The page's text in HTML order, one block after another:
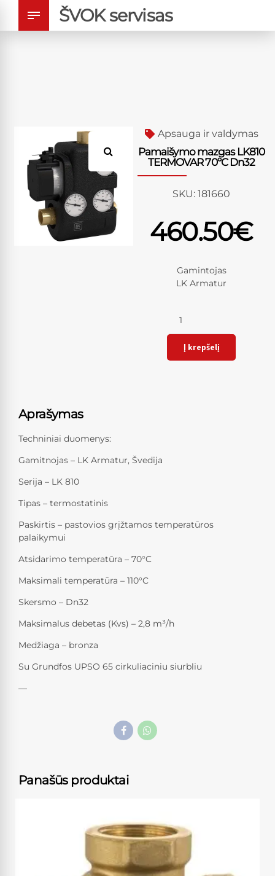
ŠVOK servisas
Apsauga ir valdymas
Pamaišymo mazgas LK810
TERMOVAR 70ºC Dn32
SKU: 181660
460.50€
Gamintojas
LK Armatur
Į krepšelį
Aprašymas
Techniniai duomenys:
Gamitnojas – LK Armatur, Švedija
Serija – LK 810
Tipas – termostatinis
Paskirtis – pastovios grįžtamos temperatūros
palaikymui
Atsidarimo temperatūra – 70°C
Maksimali temperatūra – 110°C
Skersmo – Dn32
Maksimalus debetas (Kvs) – 2,8 m³/h
Medžiaga – bronza
Su Grundfos UPSO 65 cirkuliaciniu siurbliu
—
Panašūs produktai